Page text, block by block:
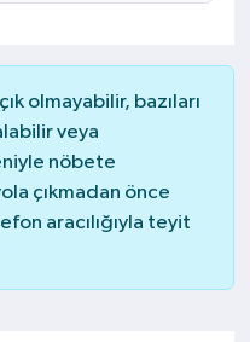
olmayabilir, bazıları
veya
nöbete
çıkmadan önce
aracılığıyla teyit